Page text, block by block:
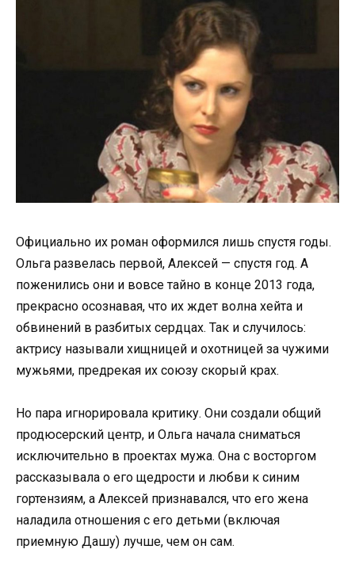
Официально их роман оформился лишь спустя годы.
Ольга развелась первой, Алексей — спустя год. А
поженились они и вовсе тайно в конце 2013 года,
прекрасно осознавая, что их ждет волна хейта и
обвинений в разбитых сердцах. Так и случилось:
актрису называли хищницей и охотницей за чужими
мужьями, предрекая их союзу скорый крах.
Но пара игнорировала критику. Они создали общий
продюсерский центр, и Ольга начала сниматься
исключительно в проектах мужа. Она с восторгом
рассказывала о его щедрости и любви к синим
гортензиям, а Алексей признавался, что его жена
наладила отношения с его детьми (включая
приемную Дашу) лучше, чем он сам.